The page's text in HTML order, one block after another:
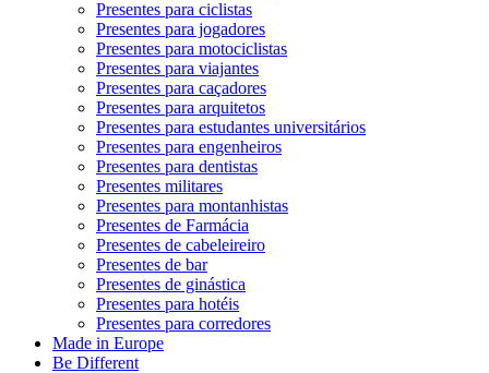
Presentes para ciclistas
Presentes para jogadores
Presentes para motociclistas
Presentes para viajantes
Presentes para caçadores
Presentes para arquitetos
Presentes para estudantes universitários
Presentes para engenheiros
Presentes para dentistas
Presentes militares
Presentes para montanhistas
Presentes de Farmácia
Presentes de cabeleireiro
Presentes de bar
Presentes de ginástica
Presentes para hotéis
Presentes para corredores
Made in Europe
Be Different